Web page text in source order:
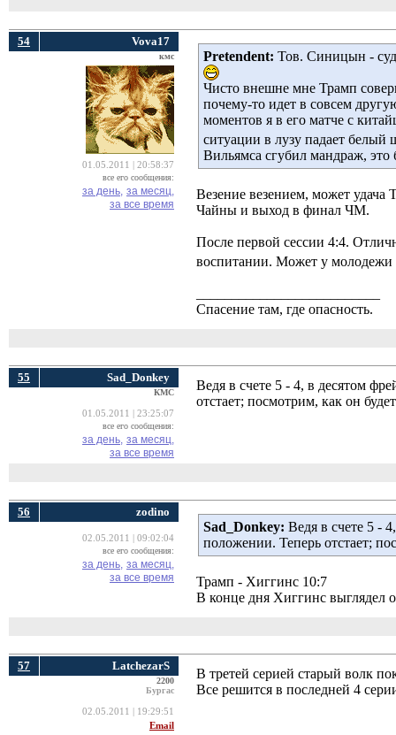
54 Vova17
кмс
01.05.2011 | 20:58:37
все его сообщения:
за день, за месяц,
за все время
Pretendent: Тов. Синицын -
Чисто внешне мне Трамп
почему-то идет в совсем
моментов я в его матче с
ситуации в лузу падает
Вильямса сгубил мандраж, это
Везение везением, может
Чайны и выход в финал ЧМ.
После первой сессии 4:4.
воспитании. Может у молодежи
Спасение там, где опасность.
55 Sad_Donkey
КМС
01.05.2011 | 23:25:07
все его сообщения:
за день, за месяц,
за все время
Ведя в счете 5 - 4, в десятом
отстает; посмотрим, как он
56 zodino
02.05.2011 | 09:02:04
все его сообщения:
за день, за месяц,
за все время
Sad_Donkey: Ведя в счете 5 -
положении. Теперь отстает;
Трамп - Хиггинс 10:7
В конце дня Хиггинс выглядел
57 LatchezarS
2200
Бургас
02.05.2011 | 19:29:51
Email
В третей серией старый волк
Все решится в последней 4